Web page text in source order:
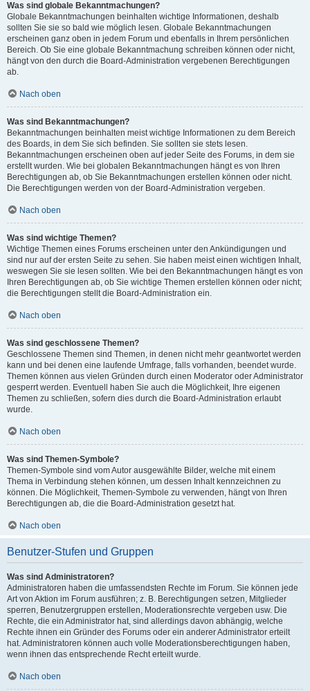
Was sind globale Bekanntmachungen?
Globale Bekanntmachungen beinhalten wichtige Informationen, deshalb
sollten Sie sie so bald wie möglich lesen. Globale Bekanntmachungen
erscheinen ganz oben in jedem Forum und ebenfalls in Ihrem persönlichen
Bereich. Ob Sie eine globale Bekanntmachung schreiben können oder nicht,
hängt von den durch die Board-Administration vergebenen Berechtigungen
ab.
Nach oben
Was sind Bekanntmachungen?
Bekanntmachungen beinhalten meist wichtige Informationen zu dem Bereich
des Boards, in dem Sie sich befinden. Sie sollten sie stets lesen.
Bekanntmachungen erscheinen oben auf jeder Seite des Forums, in dem sie
erstellt wurden. Wie bei globalen Bekanntmachungen hängt es von Ihren
Berechtigungen ab, ob Sie Bekanntmachungen erstellen können oder nicht.
Die Berechtigungen werden von der Board-Administration vergeben.
Nach oben
Was sind wichtige Themen?
Wichtige Themen eines Forums erscheinen unter den Ankündigungen und
sind nur auf der ersten Seite zu sehen. Sie haben meist einen wichtigen Inhalt,
weswegen Sie sie lesen sollten. Wie bei den Bekanntmachungen hängt es von
Ihren Berechtigungen ab, ob Sie wichtige Themen erstellen können oder nicht;
die Berechtigungen stellt die Board-Administration ein.
Nach oben
Was sind geschlossene Themen?
Geschlossene Themen sind Themen, in denen nicht mehr geantwortet werden
kann und bei denen eine laufende Umfrage, falls vorhanden, beendet wurde.
Themen können aus vielen Gründen durch einen Moderator oder Administrator
gesperrt werden. Eventuell haben Sie auch die Möglichkeit, Ihre eigenen
Themen zu schließen, sofern dies durch die Board-Administration erlaubt
wurde.
Nach oben
Was sind Themen-Symbole?
Themen-Symbole sind vom Autor ausgewählte Bilder, welche mit einem
Thema in Verbindung stehen können, um dessen Inhalt kennzeichnen zu
können. Die Möglichkeit, Themen-Symbole zu verwenden, hängt von Ihren
Berechtigungen ab, die die Board-Administration gesetzt hat.
Nach oben
Benutzer-Stufen und Gruppen
Was sind Administratoren?
Administratoren haben die umfassendsten Rechte im Forum. Sie können jede
Art von Aktion im Forum ausführen; z. B. Berechtigungen setzen, Mitglieder
sperren, Benutzergruppen erstellen, Moderationsrechte vergeben usw. Die
Rechte, die ein Administrator hat, sind allerdings davon abhängig, welche
Rechte ihnen ein Gründer des Forums oder ein anderer Administrator erteilt
hat. Administratoren können auch volle Moderationsberechtigungen haben,
wenn ihnen das entsprechende Recht erteilt wurde.
Nach oben